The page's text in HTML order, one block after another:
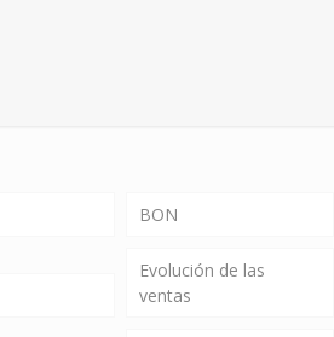
BON
Evolución de las
ventas